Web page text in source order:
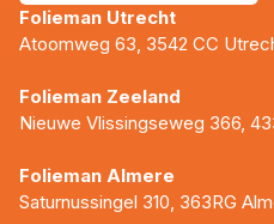
Folieman Utrecht
Atoomweg 63, 3542 CC
Folieman Zeeland
Nieuwe Vlissingseweg 366,
Folieman Almere
Saturnussingel 310, 363RG